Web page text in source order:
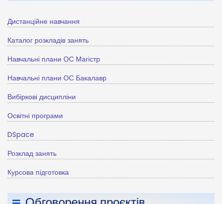
Дистанційне навчання
Каталог розкладів занять
Навчальні плани ОС Магістр
Навчальні плани ОС Бакалавр
Вибіркові дисципліни
Освітні програми
DSpace
Розклад занять
Курсова підготовка